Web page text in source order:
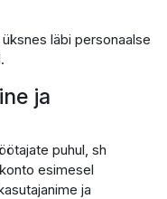
läbi personaalse
ja
puhul, sh
esimesel
ja